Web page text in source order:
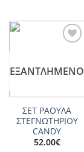
ΕΞΑΝΤΛΗΜΈΝΟ
ΣΕΤ ΡΑΟΥΛΑ
ΣΤΕΓΝΩΤΗΡΙΟΥ
CANDY
52.00€